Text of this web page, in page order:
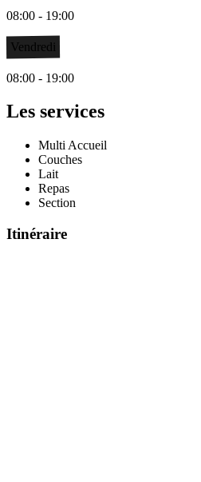
08:00 - 19:00
Vendredi
08:00 - 19:00
Les services
Multi Accueil
Couches
Lait
Repas
Section
Itinéraire